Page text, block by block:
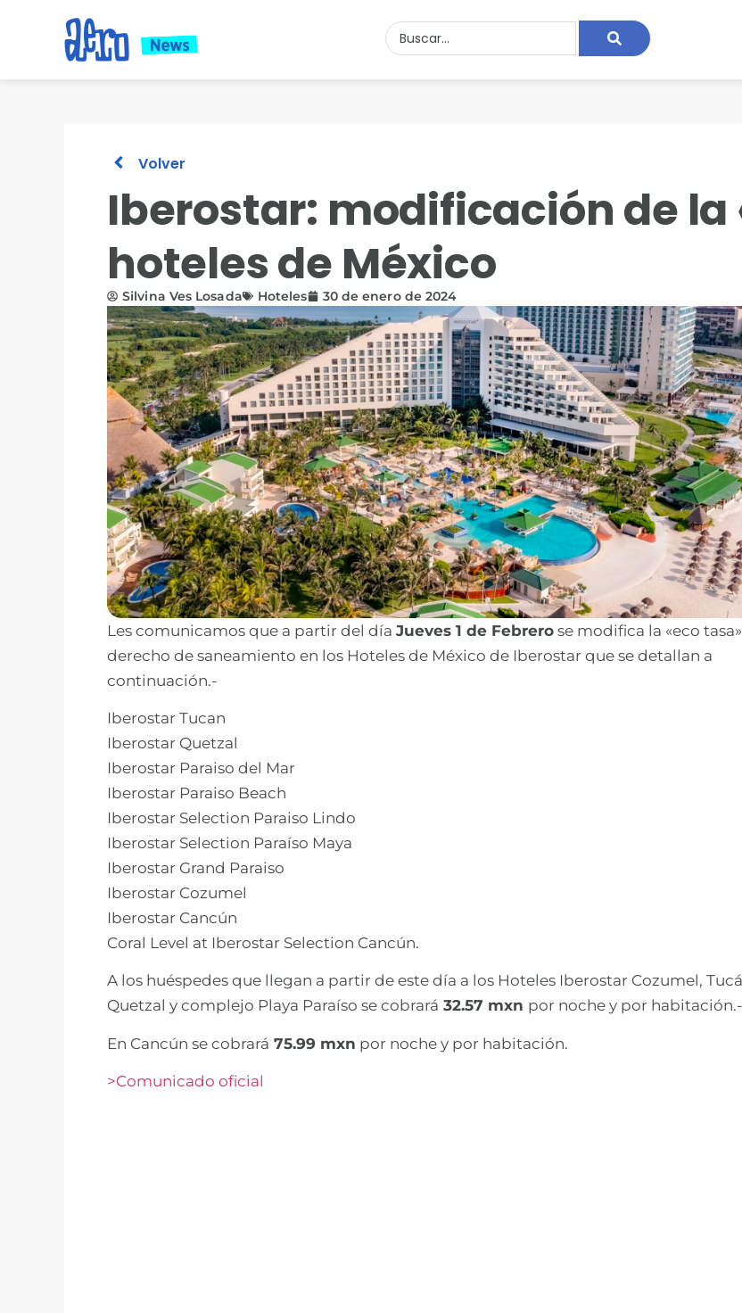
Volver
Iberostar: modificación de la
hoteles de México
Silvina Ves Losada Hoteles 30 de enero de 2024
Les comunicamos que a partir del día Jueves 1 de Febrero se modifica la «eco
derecho de saneamiento en los Hoteles de México de Iberostar que se detallan a
continuación.-
Iberostar Tucan
Iberostar Quetzal
Iberostar Paraiso del Mar
Iberostar Paraiso Beach
Iberostar Selection Paraiso Lindo
Iberostar Selection Paraíso Maya
Iberostar Grand Paraiso
Iberostar Cozumel
Iberostar Cancún
Coral Level at Iberostar Selection Cancún.
A los huéspedes que llegan a partir de este día a los Hoteles Iberostar Cozumel,
Quetzal y complejo Playa Paraíso se cobrará 32.57 mxn por noche y por habitación.-
En Cancún se cobrará 75.99 mxn por noche y por habitación.
>Comunicado oficial